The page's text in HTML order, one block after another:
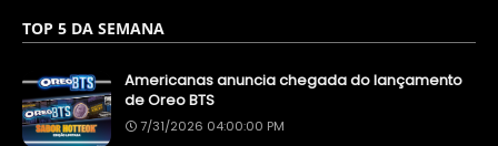
TOP 5 DA SEMANA
Americanas anuncia chegada do lançamento
de Oreo BTS
7/31/2026 04:00:00 PM